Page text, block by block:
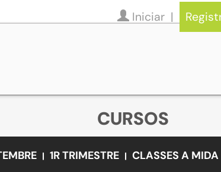
Iniciar
CURSOS
1R TRIMESTRE CLASSES A MIDA